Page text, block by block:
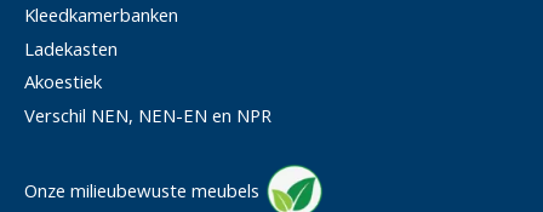
Kleedkamerbanken
Ladekasten
Akoestiek
Verschil NEN, NEN-EN en NPR
Onze milieubewuste meubels